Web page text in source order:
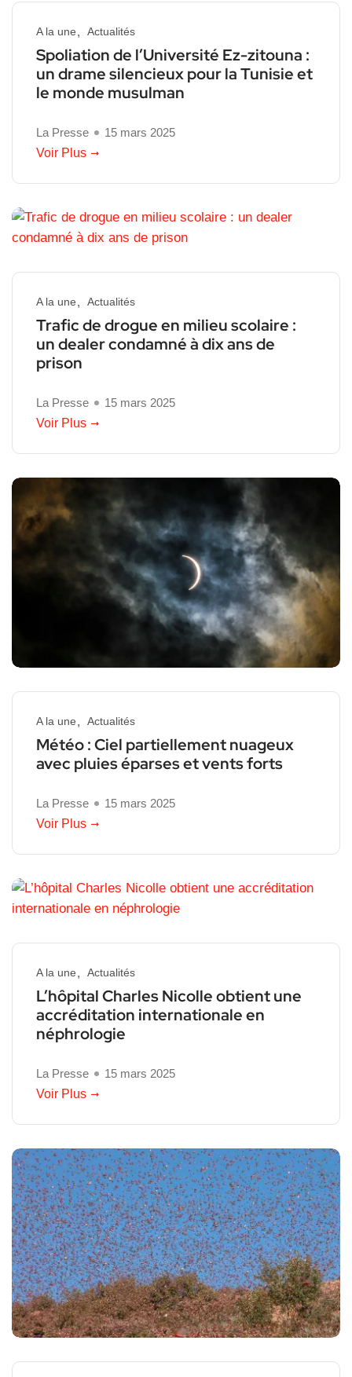
A la une Actualités
Spoliation de l’Université Ez-zitouna :
un drame silencieux pour la Tunisie et
le monde musulman
La Presse
15 mars 2025
Voir Plus
A la une Actualités
Trafic de drogue en milieu scolaire :
un dealer condamné à dix ans de
prison
La Presse
15 mars 2025
Voir Plus
A la une Actualités
Météo : Ciel partiellement nuageux
avec pluies éparses et vents forts
La Presse
15 mars 2025
Voir Plus
A la une Actualités
L’hôpital Charles Nicolle obtient une
accréditation internationale en
néphrologie
La Presse
15 mars 2025
Voir Plus